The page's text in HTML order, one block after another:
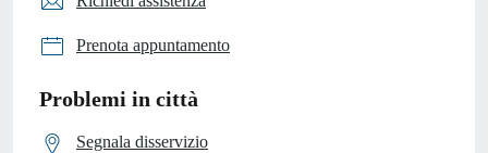
Prenota appuntamento
Problemi in città
Segnala disservizio